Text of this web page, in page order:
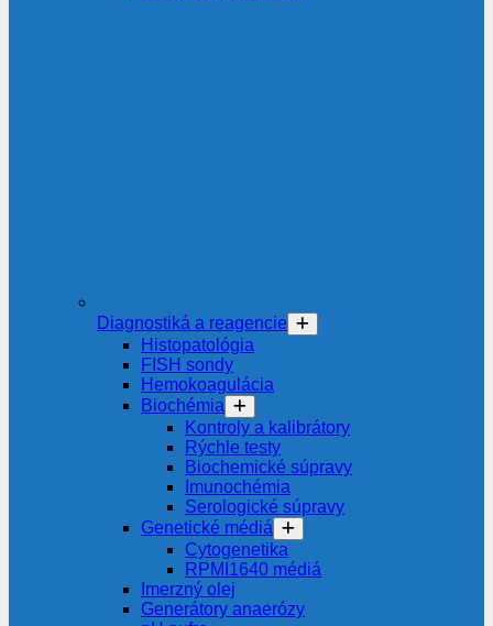
Diagnostiká a reagencie
Histopatológia
FISH sondy
Hemokoagulácia
Biochémia
Kontroly a kalibrátory
Rýchle testy
Biochemické súpravy
Imunochémia
Serologické súpravy
Genetické médiá
Cytogenetika
RPMI1640 médiá
Imerzný olej
Generátory anaerózy